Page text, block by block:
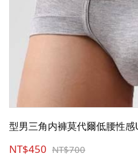
型男三角内褲莫代爾低腰性感
NT$450 NT$700